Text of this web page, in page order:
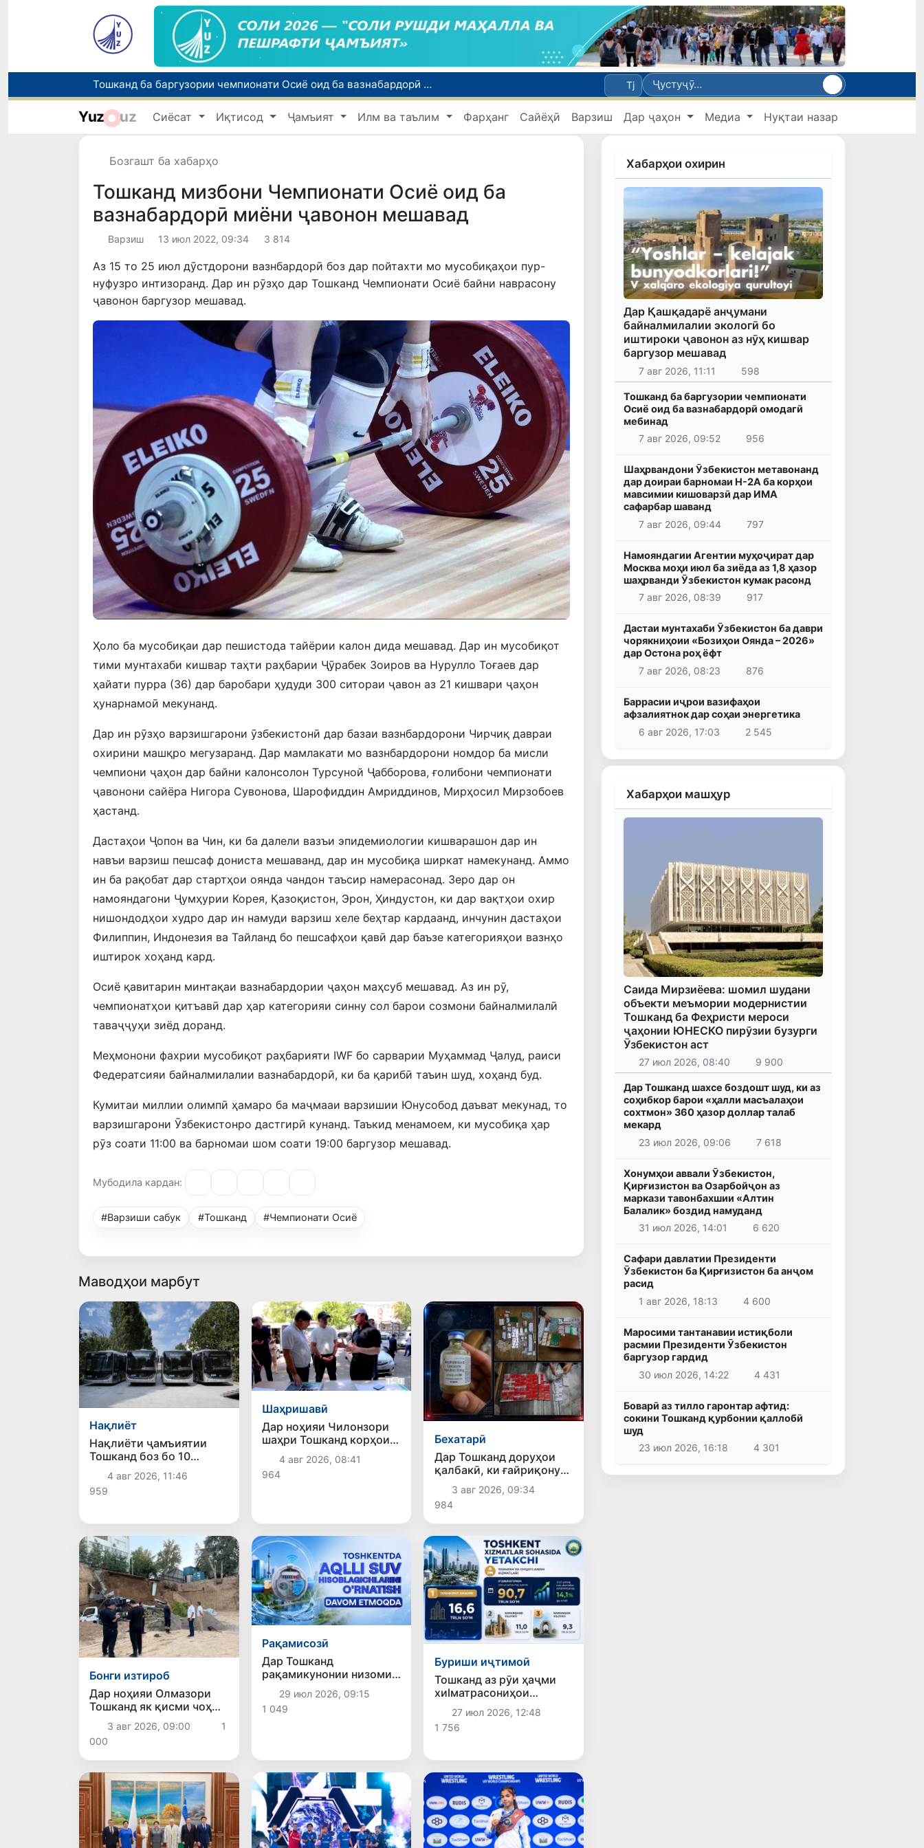
Тошканд ба баргузории чемпионати Осиё оид ба вазнабардорӣ омодагӣ мебинад
Шаҳрвандони Ӯзбекистон метавонанд дар доираи барномаи H-2A ба корҳои мавсимии кишоварзӣ дар ИМА сафарбар шаванд
Намояндагии Агентии муҳоҷират дар Москва моҳи июл ба зиёда аз 1,8 ҳазор шаҳрванди Ӯзбекистон кумак расонд
Tj
Yuz uz Сиёсат Иқтисод Ҷамъият Илм ва таълим Фарҳанг Сайёҳӣ Варзиш Дар ҷаҳон Медиа Нуқтаи назар
Бозгашт ба хабарҳо
Тошканд мизбони Чемпионати Осиё оид ба
вазнабардорӣ миёни ҷавонон мешавад
Варзиш 13 июл 2022, 09:34 3 814
Аз 15 то 25 июл дӯстдорони вазнбардорӣ боз дар пойтахти мо мусобиқаҳои пур-
нуфузро интизоранд. Дар ин рӯзҳо дар Тошканд Чемпионати Осиё байни наврасону
ҷавонон баргузор мешавад.
Ҳоло ба мусобиқаи дар пешистода тайёрии калон дида мешавад. Дар ин мусобиқот
тими мунтахаби кишвар таҳти раҳбарии Ҷӯрабек Зоиров ва Нурулло Тоғаев дар
ҳайати пурра (36) дар баробари ҳудуди 300 ситораи ҷавон аз 21 кишвари ҷаҳон
ҳунарнамоӣ мекунанд.
Дар ин рӯзҳо варзишгарони ӯзбекистонӣ дар базаи вазнбардорони Чирчиқ давраи
охирини машқро мегузаранд. Дар мамлакати мо вазнбардорони номдор ба мисли
чемпиони ҷаҳон дар байни калонсолон Турсуной Ҷабборова, ғолибони чемпионати
ҷавонони сайёра Нигора Сувонова, Шарофиддин Амриддинов, Мирҳосил Мирзобоев
ҳастанд.
Дастаҳои Ҷопон ва Чин, ки ба далели вазъи эпидемиологии кишварашон дар ин
навъи варзиш пешсаф дониста мешаванд, дар ин мусобиқа ширкат намекунанд. Аммо
ин ба рақобат дар стартҳои оянда чандон таъсир намерасонад. Зеро дар он
намояндагони Ҷумҳурии Корея, Қазоқистон, Эрон, Ҳиндустон, ки дар вақтҳои охир
нишондодҳои худро дар ин намуди варзиш хеле беҳтар кардаанд, инчунин дастаҳои
Филиппин, Индонезия ва Тайланд бо пешсафҳои қавӣ дар баъзе категорияҳои вазнҳо
иштирок хоҳанд кард.
Осиё қавитарин минтақаи вазнабардории ҷаҳон маҳсуб мешавад. Аз ин рӯ,
чемпионатҳои қитъавӣ дар ҳар категорияи синну сол барои созмони байналмилалӣ
таваҷҷуҳи зиёд доранд.
Меҳмонони фахрии мусобиқот раҳбарияти IWF бо сарварии Муҳаммад Ҷалуд, раиси
Федератсияи байналмилалии вазнабардорӣ, ки ба қарибӣ таъин шуд, хоҳанд буд.
Кумитаи миллии олимпӣ ҳамаро ба маҷмааи варзишии Юнусобод даъват мекунад, то
варзишгарони Ӯзбекистонро дастгирӣ кунанд. Таъкид менамоем, ки мусобиқа ҳар
рӯз соати 11:00 ва барномаи шом соати 19:00 баргузор мешавад.
Мубодила кардан:
#Варзиши сабук #Тошканд #Чемпионати Осиё
Маводҳои марбут
Нақлиёт
Нақлиёти ҷамъиятии
Тошканд боз бо 10
электробуси замонавӣ
пурра шуд
4 авг 2026, 11:46
959
Шаҳришавӣ
Дар ноҳияи Чилонзори
шаҳри Тошканд корҳои
ободонӣ ва озодсозии
фазои ҷамъиятӣ идома
доранд
4 авг 2026, 08:41
964
Бехатарӣ
Дар Тошканд доруҳои
қалбакӣ, ки ғайриқонунӣ
аз Русия ворид шуда
буданд, ошкор
гардиданд
3 авг 2026, 09:34
984
Бонги изтироб
Дар ноҳияи Олмазори
Тошканд як қисми чоҳ
фурӯ рехт: комиссияи
махсус
3 авг 2026, 09:00
1
000
Рақамисозӣ
Дар Тошканд
рақамикунонии низоми
таъминоти об идома
дорад: қариб 175 ҳазор
ҳисобкунакҳои
29 июл 2026, 09:15
1 049
Буриши иҷтимоӣ
Тошканд аз рӯи ҳаҷми
хиlматрасониҳои
ҷойгиронӣ ва хӯрокворӣ
дар ҷои аввал қарор
гирифт
27 июл 2026, 12:48
1 756
Хабарҳои охирин
Дар Қашқадарё анҷумани
байналмилалии экологӣ бо
иштироки ҷавонон аз нӯҳ кишвар
баргузор мешавад
7 авг 2026, 11:11 598
Тошканд ба баргузории чемпионати
Осиё оид ба вазнабардорӣ омодагӣ
мебинад
7 авг 2026, 09:52
956
Шаҳрвандони Ӯзбекистон метавонанд
дар доираи барномаи H-2A ба корҳои
мавсимии кишоварзӣ дар ИМА
сафарбар шаванд
7 авг 2026, 09:44
797
Намояндагии Агентии муҳоҷират дар
Москва моҳи июл ба зиёда аз 1,8 ҳазор
шаҳрванди Ӯзбекистон кумак расонд
7 авг 2026, 08:39
917
Дастаи мунтахаби Ӯзбекистон ба даври
чорякниҳоии «Бозиҳои Оянда – 2026»
дар Остона роҳ ёфт
7 авг 2026, 08:23
876
Баррасии иҷрои вазифаҳои
афзалиятнок дар соҳаи энергетика
6 авг 2026, 17:03
2 545
Хабарҳои машҳур
Саида Мирзиёева: шомил шудани
объекти меъмории модернистии
Тошканд ба Феҳристи мероси
ҷаҳонии ЮНЕСКО пирӯзии бузурги
Ӯзбекистон аст
27 июл 2026, 08:40 9 900
Дар Тошканд шахсе боздошт шуд, ки аз
соҳибкор барои «ҳалли масъалаҳои
сохтмон» 360 ҳазор доллар талаб
мекард
23 июл 2026, 09:06
7 618
Хонумҳои аввали Ӯзбекистон,
Қирғизистон ва Озарбойҷон аз
маркази тавонбахшии «Алтин
Балалик» боздид намуданд
31 июл 2026, 14:01
6 620
Сафари давлатии Президенти
Ӯзбекистон ба Қирғизистон ба анҷом
расид
1 авг 2026, 18:13
4 600
Маросими тантанавии истиқболи
расмии Президенти Ӯзбекистон
баргузор гардид
30 июл 2026, 14:22
4 431
Боварӣ аз тилло гаронтар афтид:
сокини Тошканд қурбонии қаллобӣ
шуд
23 июл 2026, 16:18
4 301